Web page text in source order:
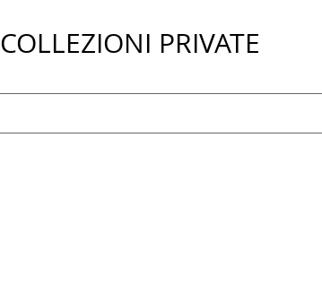
COLLEZIONI PRIVATE